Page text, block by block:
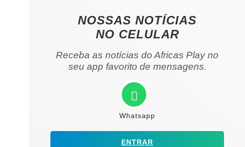
NOSSAS NOTÍCIAS
NO CELULAR
Receba as notícias do Africas Play no
seu app favorito de mensagens.
Whatsapp
ENTRAR